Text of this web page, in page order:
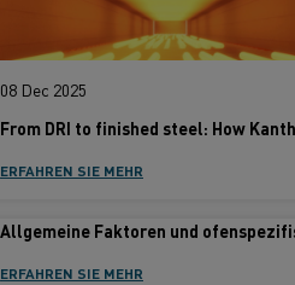
08 Dec 2025
ERFAHREN SIE MEHR
ERFAHREN SIE MEHR